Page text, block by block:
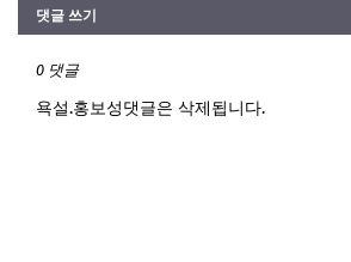
댓글 쓰기
0 댓글
욕설.홍보성댓글은 삭제됩니다.